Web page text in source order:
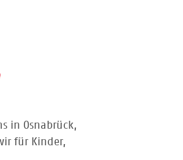
in Osnabrück,
für Kinder,